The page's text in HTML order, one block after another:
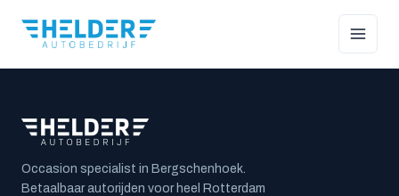
Occasion specialist in Bergschenhoek.
Betaalbaar autorijden voor heel Rotterdam